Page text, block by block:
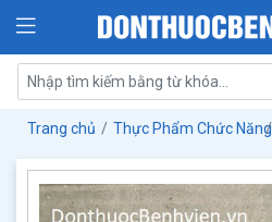
Trang chủ Thực Phẩm Chức Năng